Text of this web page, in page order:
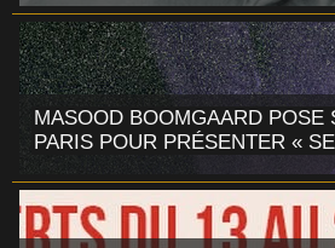
MASOOD BOOMGAARD POSE
PARIS POUR PRÉSENTER «